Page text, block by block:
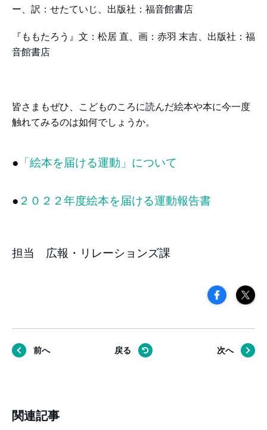
ー、訳：せたていじ、出版社：福音館書店
『ももたろう』文：松居 直、画：赤羽 末吉、出版社：福
音館書店
皆さまもぜひ、こどものころに読んだ絵本や本に今一度
触れてみるのは如何でしょうか。
● 「絵本を届ける運動」について
● ２０２２年度絵本を届ける運動報告書
担当 広報・リレーションズ課
前へ 戻る 次へ
関連記事